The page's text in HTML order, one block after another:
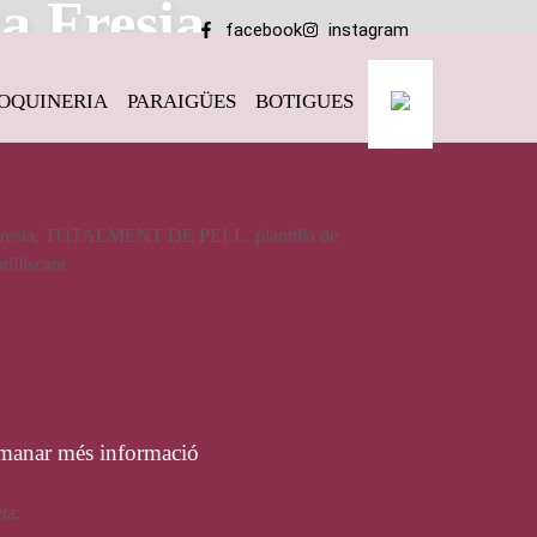
facebook instagram
PARAIGÜES BOTIGUES
Fresia
TOTALMENT DE PELL, plantilla de
més informació